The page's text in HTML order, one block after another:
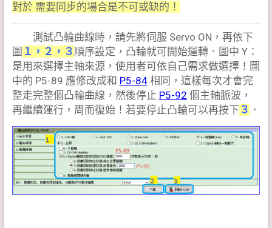
對於 需要同步的場合是不可或缺的！
測試凸輪曲線時，請先將伺服 Servo ON，再依下
圖 １，２，３ 順序設定，凸輪就可開始運轉．圖中 Y：
是用來選擇主軸來源，使用者可依自己需求做選擇！圖
中的 P5-89 應修改成和 P5-84相同，這樣每次才會完
整走完整個凸輪曲線，然後停止 P5-92 個主軸脈波，
再繼續運行，周而復始！若要停止凸輪可以再按下 ３ ．